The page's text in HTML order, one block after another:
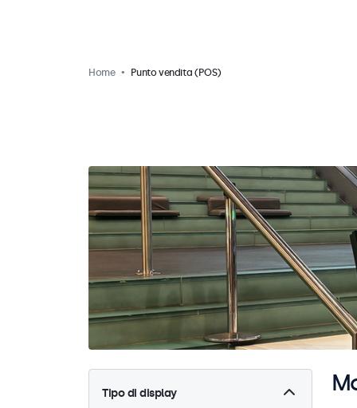
Home Punto vendita (POS)
Tipo di display